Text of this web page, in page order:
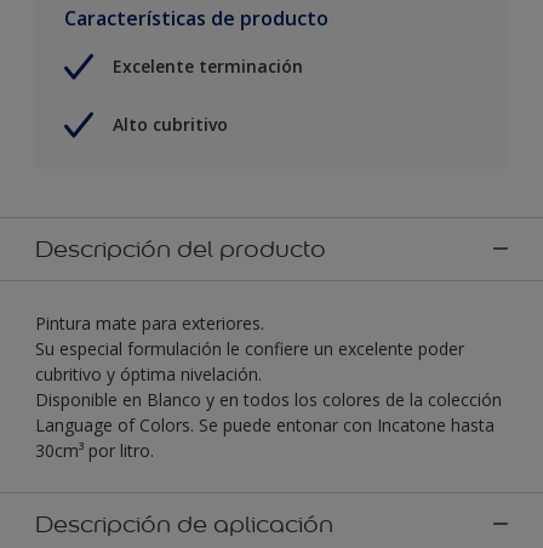
Características de producto
Excelente terminación
Alto cubritivo
Descripción del producto
Pintura mate para exteriores.
Su especial formulación le confiere un excelente poder
cubritivo y óptima nivelación.
Disponible en Blanco y en todos los colores de la colección
Language of Colors. Se puede entonar con Incatone hasta
30cm³ por litro.
Descripción de aplicación